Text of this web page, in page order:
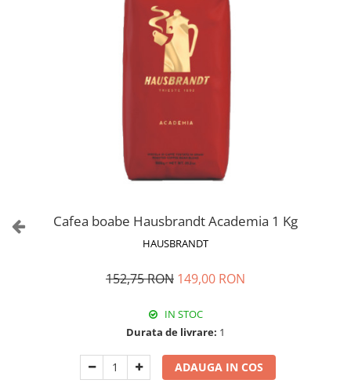
Cafea boabe Hausbrandt Academia 1 Kg
HAUSBRANDT
152,75 RON 149,00 RON
IN STOC
Durata de livrare: 1
ADAUGA IN COS